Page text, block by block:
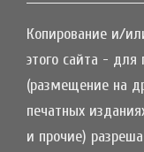
Копирование и/
этого сайта - для
(размещение на
печатных
и прочие)